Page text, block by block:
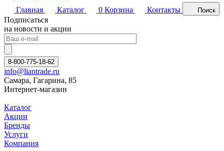
Главная
Каталог 0 Корзина Контакты Поиск
Подписаться
на новости и акции
8-800-775-18-62
info@liantrade.ru
Самара, Гагарина, 85
Интернет-магазин
Каталог
Акции
Бренды
Услуги
Компания